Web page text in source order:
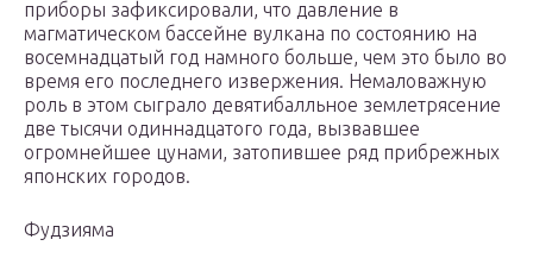
приборы зафиксировали, что давление в
магматическом бассейне вулкана по состоянию на
восемнадцатый год намного больше, чем это было во
время его последнего извержения. Немаловажную
роль в этом сыграло девятибалльное землетрясение
две тысячи одиннадцатого года, вызвавшее
огромнейшее цунами, затопившее ряд прибрежных
японских городов.
Фудзияма